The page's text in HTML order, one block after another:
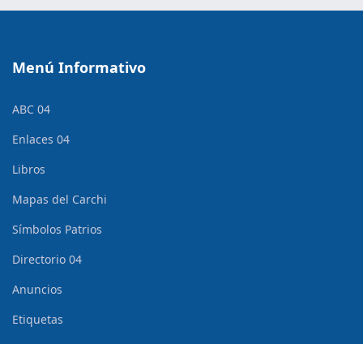
Menú Informativo
ABC 04
Enlaces 04
Libros
Mapas del Carchi
Símbolos Patrios
Directorio 04
Anuncios
Etiquetas